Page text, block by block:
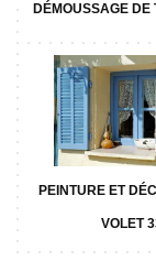
DÉMOUSSAGE DE
PEINTURE ET
VOLET